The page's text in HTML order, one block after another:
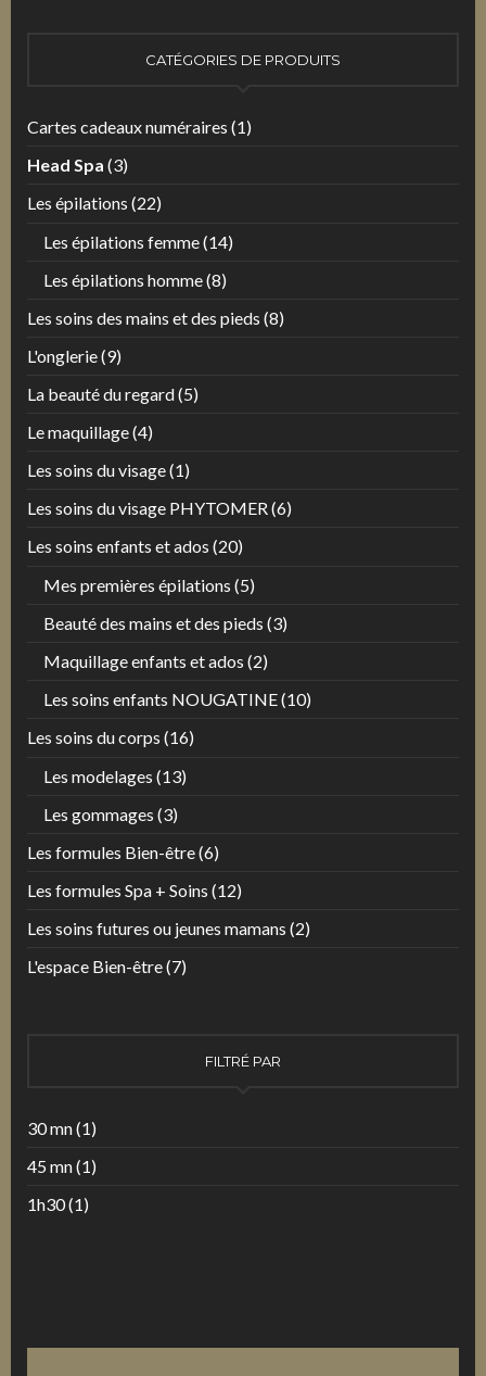
CATÉGORIES DE PRODUITS
Cartes cadeaux numéraires (1)
Head Spa (3)
Les épilations (22)
Les épilations femme(14)
Les épilations homme(8)
Les soins des mains et des pieds (8)
L'onglerie(9)
La beauté du regard(5)
Le maquillage(4)
Les soins du visage(1)
Les soins du visage PHYTOMER(6)
Les soins enfants et ados (20)
Mes premières épilations (5)
Beauté des mains et des pieds (3)
Maquillage enfants et ados (2)
Les soins enfants NOUGATINE(10)
Les soins du corps (16)
Les modelages (13)
Les gommages (3)
Les formules Bien-être(6)
Les formules Spa + Soins (12)
Les soins futures ou jeunes mamans (2)
L'espace Bien-être(7)
FILTRÉ PAR
30 mn(1)
45 mn(1)
1h30(1)